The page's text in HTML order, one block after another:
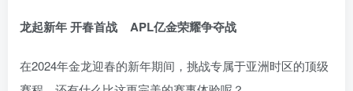
龙起新年 开春首战 APL亿金荣耀争夺战
在2024年金龙迎春的新年期间，挑战专属于亚洲时区的顶级